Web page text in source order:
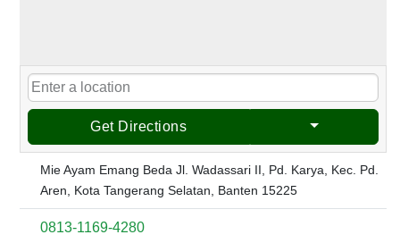
Get Directions
Mie Ayam Emang Beda Jl. Wadassari II, Pd. Karya, Kec. Pd.
Aren, Kota Tangerang Selatan, Banten 15225
0813-1169-4280